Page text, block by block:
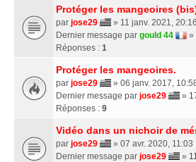
Protéger les mangeoires
par jose29
» 11 janv. 2021, 20:16
Dernier message par gould 44 »
Réponses : 1
Protéger les mangeoires.
par jose29
» 06 janv. 2017,
Dernier message par jose29 »
Réponses : 9
Vidéo dans un nichoir de
par jose29
» 07 avr. 2020, 11:03
Dernier message par jose29 »